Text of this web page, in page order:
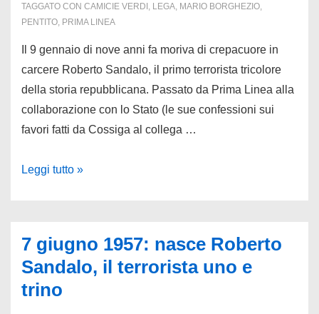
TAGGATO CON CAMICIE VERDI , LEGA, MARIO BORGHEZIO,
PENTITO, PRIMA LINEA
Il 9 gennaio di nove anni fa moriva di crepacuore in
carcere Roberto Sandalo, il primo terrorista tricolore
della storia repubblicana. Passato da Prima Linea alla
collaborazione con lo Stato (le sue confessioni sui
favori fatti da Cossiga al collega …
9.1.14,
Sandalo,
terrorista
tricolore
Leggi tutto »
7 giugno 1957: nasce Roberto
Sandalo, il terrorista uno e
trino